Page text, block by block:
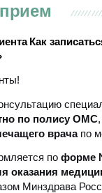
Как
по полису ОМС
врачапо
по форме
оказания
Минздрава